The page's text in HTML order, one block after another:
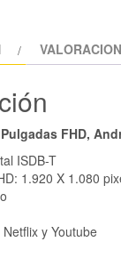
FHD,
ISDB-T
1.920 X 1.080
y Youtube